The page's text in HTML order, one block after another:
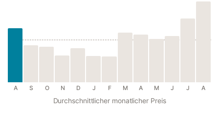
A S O N D J F M A M J J A
Durchschnittlicher monatlicher Preis